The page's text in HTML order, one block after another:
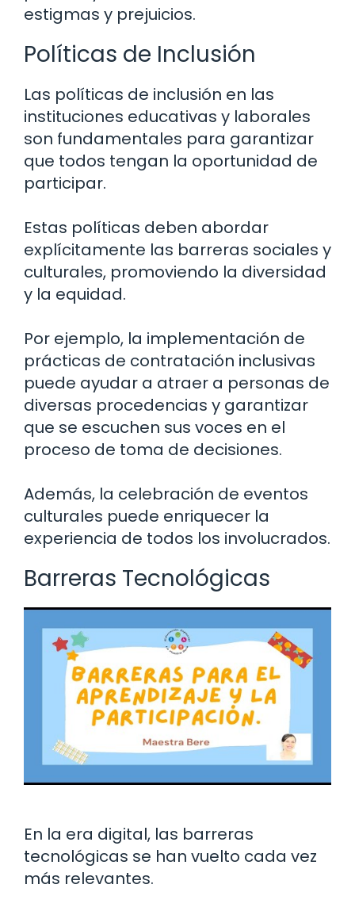
estigmas y prejuicios.
Políticas de Inclusión
Las políticas de inclusión en las
instituciones educativas y laborales
son fundamentales para garantizar
que todos tengan la oportunidad de
participar.
Estas políticas deben abordar
explícitamente las barreras sociales y
culturales, promoviendo la diversidad
y la equidad.
Por ejemplo, la implementación de
prácticas de contratación inclusivas
puede ayudar a atraer a personas de
diversas procedencias y garantizar
que se escuchen sus voces en el
proceso de toma de decisiones.
Además, la celebración de eventos
culturales puede enriquecer la
experiencia de todos los involucrados.
Barreras Tecnológicas
En la era digital, las barreras
tecnológicas se han vuelto cada vez
más relevantes.